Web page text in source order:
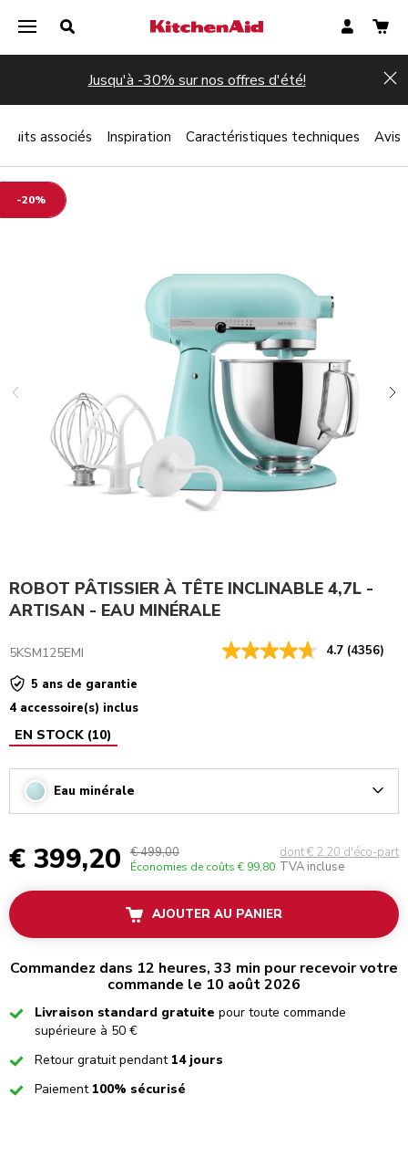
Jusqu'à -30% sur nos offres d'été!
-20%
ROBOT PÂTISSIER À TÊTE INCLINABLE 4,7L -
ARTISAN - EAU MINÉRALE
5KSM125EMI 4.7 (4356)
5 ans de garantie
4 accessoire(s) inclus
EN STOCK (10)
Eau minérale
€ 399,20 € 499,00
Économies de coûts € 99,80
dont € 2.20 d'éco-part
TVA incluse
AJOUTER AU PANIER
Commandez dans 12 heures, 33 min pour recevoir votre
commande le 10 août 2026
CheckedLivraison standard gratuite pour toute commande
supérieure à 50 €
CheckedRetour gratuit pendant 14 jours
CheckedPaiement 100% sécurisé
associés Inspiration Caractéristiques techniques Avis